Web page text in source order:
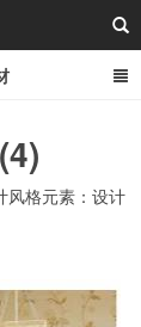
风格元素：设计